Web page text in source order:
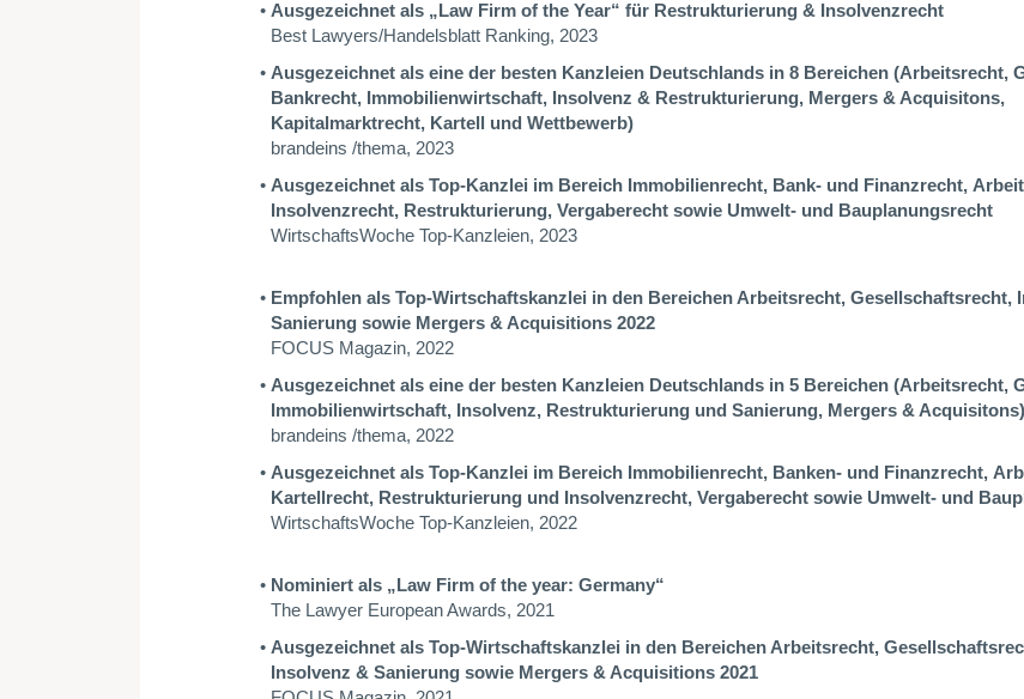
Ausgezeichnet als „Law Firm of the Year“ für Restrukturierung & Insolvenzrecht
Best Lawyers/Handelsblatt Ranking, 2023
Ausgezeichnet als eine der besten Kanzleien Deutschlands in 8 Bereichen (Arbeitsrecht,
Bankrecht, Immobilienwirtschaft, Insolvenz & Restrukturierung, Mergers & Acquisitons,
Kapitalmarktrecht, Kartell und Wettbewerb)
brandeins /thema, 2023
Ausgezeichnet als Top-Kanzlei im Bereich Immobilienrecht, Bank- und Finanzrecht,
Insolvenzrecht, Restrukturierung, Vergaberecht sowie Umwelt- und Bauplanungsrecht
WirtschaftsWoche Top-Kanzleien, 2023
Empfohlen als Top-Wirtschaftskanzlei in den Bereichen Arbeitsrecht, Gesellschaftsrecht,
Sanierung sowie Mergers & Acquisitions 2022
FOCUS Magazin, 2022
Ausgezeichnet als eine der besten Kanzleien Deutschlands in 5 Bereichen (Arbeitsrecht,
Immobilienwirtschaft, Insolvenz, Restrukturierung und Sanierung, Mergers & Acquisitons)
brandeins /thema, 2022
Ausgezeichnet als Top-Kanzlei im Bereich Immobilienrecht, Banken- und Finanzrecht,
Kartellrecht, Restrukturierung und Insolvenzrecht, Vergaberecht sowie Umwelt- und
WirtschaftsWoche Top-Kanzleien, 2022
Nominiert als „Law Firm of the year: Germany“
The Lawyer European Awards, 2021
Ausgezeichnet als Top-Wirtschaftskanzlei in den Bereichen Arbeitsrecht,
Insolvenz & Sanierung sowie Mergers & Acquisitions 2021